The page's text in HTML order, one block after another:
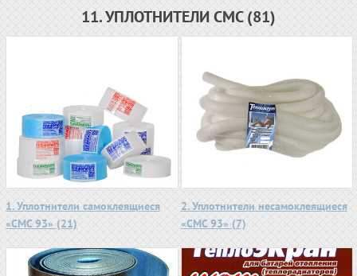
11. УПЛОТНИТЕЛИ СМС (81)
1. Уплотнители самоклеящиеся
«СМС 93» (21)
2. Уплотнители несамоклеящиеся
«СМС 93» (7)